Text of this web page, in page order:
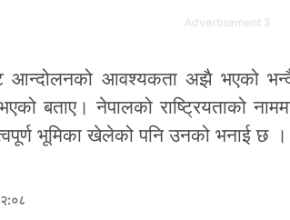
Advertisement 3
आन्दोलनको आवश्यकता अझै भएको भन्दै
बताए। नेपालको राष्ट्रियताको
भूमिका खेलेको पनि उनको भनाई छ ।